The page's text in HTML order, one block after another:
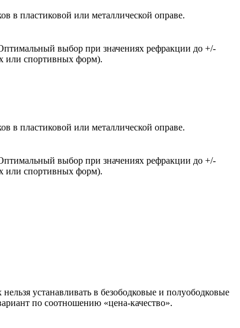
в пластиковой или металлической оправе.
выбор при значениях рефракции до +/-
или спортивных форм).
в пластиковой или металлической оправе.
выбор при значениях рефракции до +/-
или спортивных форм).
устанавливать в безободковые и полуободковые
по соотношению «цена-качество».